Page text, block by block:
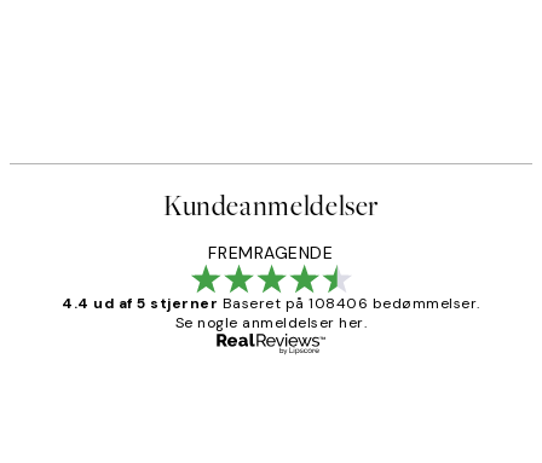
Kundeanmeldelser
FREMRAGENDE
4.4 ud af 5 stjerner Baseret på 108406 bedømmelser.
Se nogle anmeldelser her.